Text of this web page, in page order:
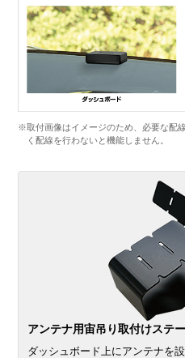
※取付画像はイメージのため、必要な配
く配線を行わないと機能しません。
アンテナ用宙吊り取付けステ
ダッシュボード上にアンテナを